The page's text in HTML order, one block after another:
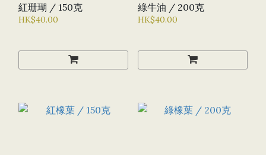
紅珊瑚 / 150克
HK$40.00
綠牛油 / 200克
HK$40.00